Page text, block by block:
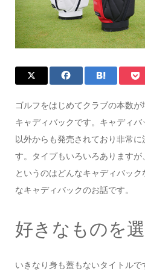
ゴルフをはじめてクラブの本数
キャディバックです。キャディ
以外からも発売されており非常
す。タイプもいろいろあります
というのはどんなキャディバッ
なキャディバックのお話です。
好きなものを
いきなり身も蓋もないタイトル